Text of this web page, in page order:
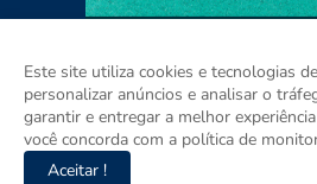
Home Sobre
Este site utiliza cookies e tecnologias
personalizar anúncios e analisar o
garantir e entregar a melhor
você concorda com a política de
Aceitar !